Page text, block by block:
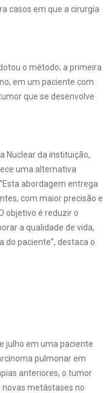
casos em que a cirurgia
o método; a primeira
em um paciente com
que se desenvolve
Nuclear da instituição,
uma alternativa
abordagem entrega
com maior precisão e
objetivo é reduzir o
a qualidade de vida,
do paciente”, destaca o
julho em uma paciente
pulmonar em
anteriores, o tumor
metástases no